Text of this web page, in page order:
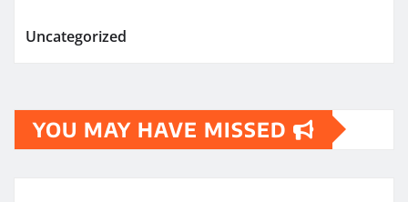
Uncategorized
YOU MAY HAVE MISSED